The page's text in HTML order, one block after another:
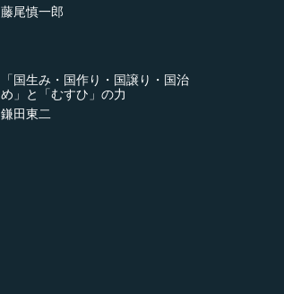
藤尾慎一郎
「国生み・国作り・国譲り・国治
め」と「むすひ」の力
鎌田東二